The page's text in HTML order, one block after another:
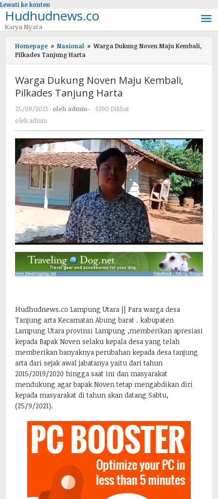
Lewati ke konten
Hudhudnews.co
Karya Nyata
Homepage » Nasional » Warga Dukung Noven Maju Kembali,
Pilkades Tanjung Harta
Warga Dukung Noven Maju Kembali,
Pilkades Tanjung Harta
25/09/2021 oleh admin-
5390 Dilihat
oleh admin
Hudhudnews.co Lampung Utara || Para warga desa
Tanjung arta Kecamatan Abung barat . kabupaten
Lampung Utara provinsi Lampung ,memberikan apresiasi
kepada Bapak Noven selaku kepala desa yang telah
memberikan banyaknya perubahan kepada desa tanjung
arta dari sejak awal jabatanya yaitu dari tahun
2015/2019/2020 hingga saat ini dan masyarakat
mendukung agar bapak Noven tetap mengabdikan diri
kepada masyarakat di tahun akan datang Sabtu,
(25/9/2021).